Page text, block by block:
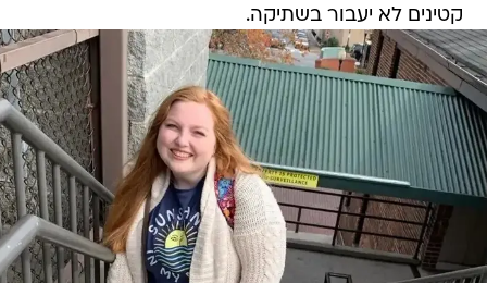
קטינים לא יעבור בשתיקה.